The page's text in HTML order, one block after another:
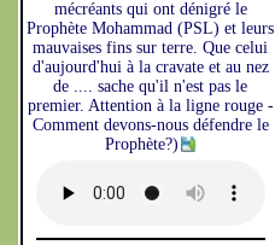
mécréants qui ont dénigré le
Prophète Mohammad (PSL) et leurs
mauvaises fins sur terre. Que celui
d'aujourd'hui à la cravate et au nez
de .... sache qu'il n'est pas le
premier. Attention à la ligne rouge -
Comment devons-nous défendre le
Prophète?)